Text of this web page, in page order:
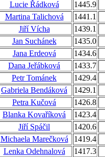
Lucie Řádková
1445.9
Martina Talichová
1441.1
Jiří Vícha
1439.1
Jan Suchánek
1435.0
Jana Erdeová
1434.6
Dana Jeřábková
1433.7
Petr Tománek
1429.4
Gabriela Bendáková
1429.1
Petra Kučová
1426.8
Blanka Kovaříková
1423.4
Jiří Spáčil
1420.6
Michaela Marečková
1419.4
Lenka Odehnalová
1417.3